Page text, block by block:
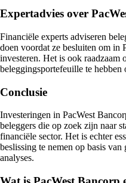
Expertadvies over
Financiële experts adviseren
doen voordat ze besluiten om in
investeren. Het is ook raadzaam
beleggingsportefeuille te hebben
Conclusie
Investeringen in PacWest
beleggers die op zoek zijn naar
financiële sector. Het is echter
beslissing te nemen op basis
analyses.